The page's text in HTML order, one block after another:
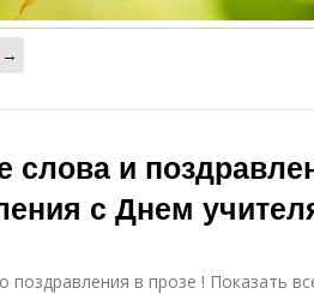
→
слова и
с Днем
поздравления в прозе ! Показать